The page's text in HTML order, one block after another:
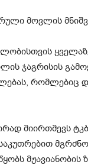
მოვლის
ჯაგრისის
რომლებიც
მიირთმევს
მჟავიანობის